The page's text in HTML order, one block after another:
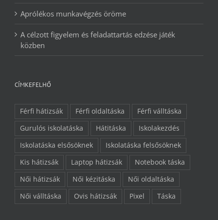
Aprólékos munkavégzés öröme
A célzott figyelem és feladattartás edzése játék
közben
CÍMKEFELHŐ
Férfi hátizsák Férfi oldaltáska
Férfi válltáska
Gurulós iskolatáska
Hátitáska
Iskolakezdés
Iskolatáska elsősöknek
Iskolatáska felsősöknek
Kis hátizsák
Laptop hátizsák
Notebook táska
Női hátizsák
Női kézitáska
Női oldaltáska
Női válltáska
Ovis hátizsák Pixel Táska